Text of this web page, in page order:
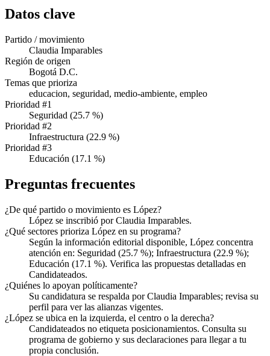
Datos clave
Partido / movimiento
Claudia Imparables
Región de origen
Bogotá D.C.
Temas que prioriza
educacion, seguridad, medio-ambiente, empleo
Prioridad #1
Seguridad (25.7 %)
Prioridad #2
Infraestructura (22.9 %)
Prioridad #3
Educación (17.1 %)
Preguntas frecuentes
¿De qué partido o movimiento es López?
López se inscribió por Claudia Imparables.
¿Qué sectores prioriza López en su programa?
Según la información editorial disponible, López concentra
atención en: Seguridad (25.7 %); Infraestructura (22.9 %);
Educación (17.1 %). Verifica las propuestas detalladas en
Candidateados.
¿Quiénes lo apoyan políticamente?
Su candidatura se respalda por Claudia Imparables; revisa su
perfil para ver las alianzas vigentes.
¿López se ubica en la izquierda, el centro o la derecha?
Candidateados no etiqueta posicionamientos. Consulta su
programa de gobierno y sus declaraciones para llegar a tu
propia conclusión.